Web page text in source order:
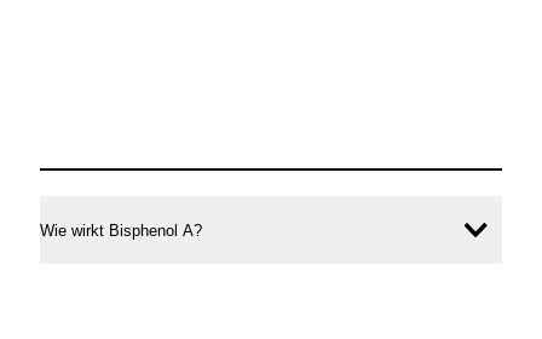
Wie wirkt Bisphenol A?